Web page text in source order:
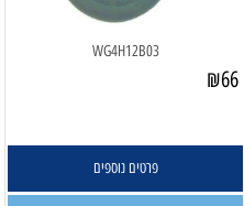
WG4H12B03
₪66
פרטים נוספים